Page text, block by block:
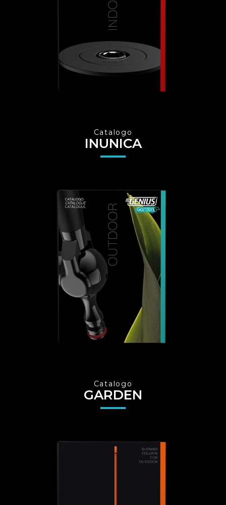
Catalogo
INUNICA
Catalogo
GARDEN
Switch The Language
Italiano
Français